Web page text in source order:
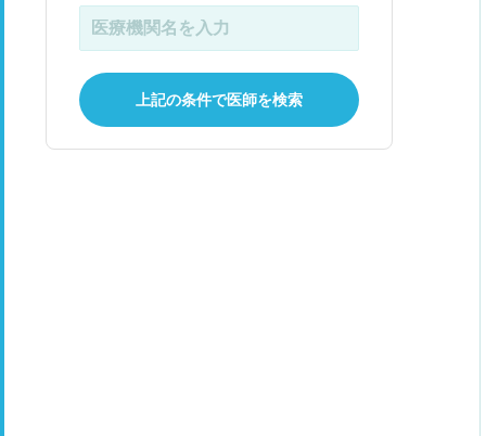
上記の条件で医師を検索